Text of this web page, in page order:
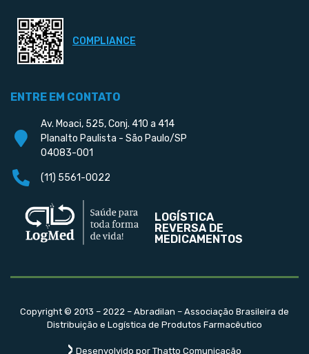
COMPLIANCE
ENTRE EM CONTATO
Av. Moaci, 525, Conj. 410 a 414
Planalto Paulista - São Paulo/SP
04083-001
(11) 5561-0022
LOGÍSTICA
REVERSA DE
MEDICAMENTOS
Copyright © 2013 – 2022 – Abradilan – Associação Brasileira de
Distribuição e Logística de Produtos Farmacêutico
Desenvolvido por Thatto Comunicação